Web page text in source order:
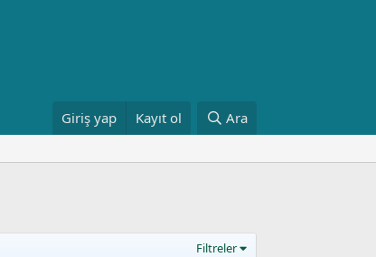
Giriş yap Kayıt ol Ara
Filtreler